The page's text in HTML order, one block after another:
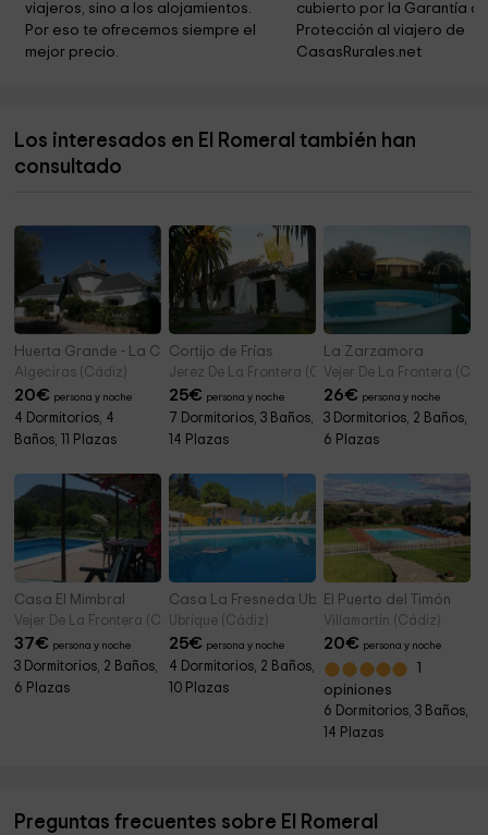
Parroquia de San Jorge
Ayuntamiento de Alcalá de los Gazules 18,1 km
Cementerio Viejo 19,8 km
viajeros, sino a los alojamientos.
Por eso te ofrecemos siempre el
mejor precio.
cubierto por la Garantía
Protección al viajero de
CasasRurales.net
Los interesados en El Romeral también han
consultado
Huerta Grande - La Casa del Espía
Algeciras (Cádiz)
20€ persona y noche
4 Dormitorios, 4
Baños, 11 Plazas
Cortijo de Frías
Jerez De La Frontera (Cádiz)
25€ persona y noche
7 Dormitorios, 3 Baños,
14 Plazas
La Zarzamora
Vejer De La Frontera
26€ persona y noche
3 Dormitorios, 2 Baños,
6 Plazas
Casa El Mimbral
Vejer De La Frontera (Cádiz)
37€ persona y noche
3 Dormitorios, 2 Baños,
6 Plazas
Casa La Fresneda Ubrique
Ubrique (Cádiz)
25€ persona y noche
4 Dormitorios, 2 Baños,
10 Plazas
El Puerto del Timón
Villamartin (Cádiz)
20€ persona y noche
opiniones
6 Dormitorios, 3 Baños,
14 Plazas
Preguntas frecuentes sobre El Romeral